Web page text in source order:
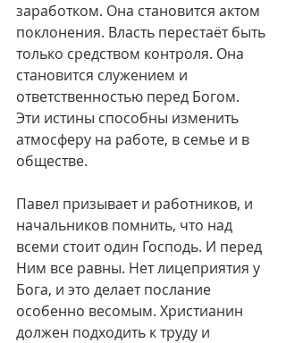
заработком. Она становится актом
поклонения. Власть перестаёт быть
только средством контроля. Она
становится служением и
ответственностью перед Богом.
Эти истины способны изменить
атмосферу на работе, в семье и в
обществе.
Павел призывает и работников, и
начальников помнить, что над
всеми стоит один Господь. И перед
Ним все равны. Нет лицеприятия у
Бога, и это делает послание
особенно весомым. Христианин
должен подходить к труду и